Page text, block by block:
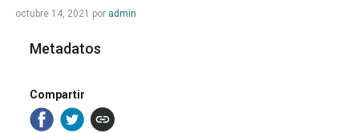
octubre 14, 2021 por admin
Metadatos
Compartir